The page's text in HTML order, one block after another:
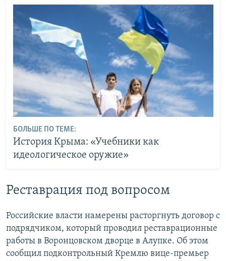
БОЛЬШЕ ПО ТЕМЕ:
История Крыма: «Учебники как
идеологическое оружие»
Реставрация под вопросом
Российские власти намерены расторгнуть договор с
подрядчиком, который проводил реставрационные
работы в Воронцовском дворце в Алупке. Об этом
сообщил подконтрольный Кремлю вице-премьер